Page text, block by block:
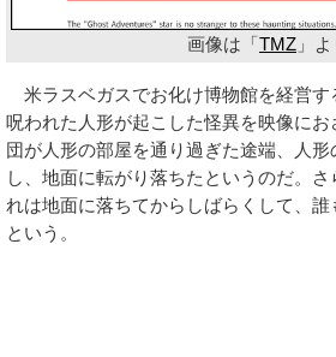
画像は「 TMZ 」よ
米ラスベガスでお化け博物館を経営す
呪われた人形が起こした怪異を映像に
団が人形の部屋を通り過ぎた途端、人
し、地面に転がり落ちたというのだ。
れは地面に落ちてからしばらくして、
という。